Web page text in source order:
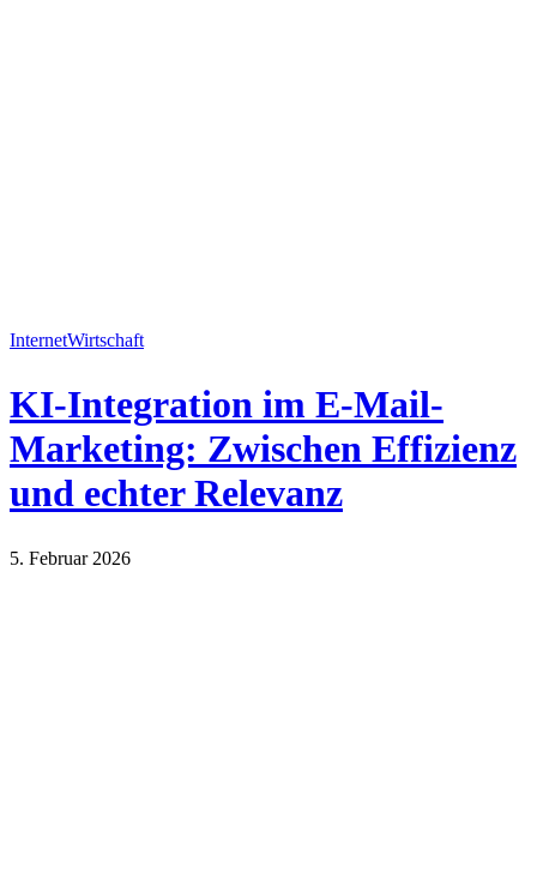
InternetWirtschaft
KI-Integration im E-Mail-
Marketing: Zwischen Effizienz
und echter Relevanz
5. Februar 2026